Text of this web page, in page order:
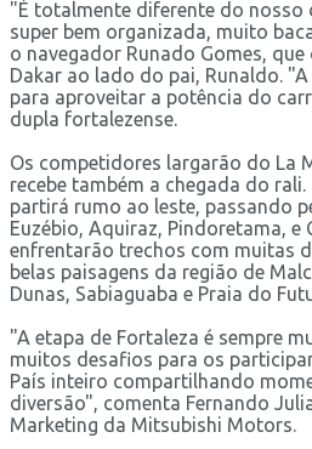
"É totalmente diferente do nosso
super bem organizada, muito
o navegador Runado Gomes,
Dakar ao lado do pai, Runaldo.
para aproveitar a potência do
dupla fortalezense.
Os competidores largarão do La
recebe também a chegada do rali.
partirá rumo ao leste, passando
Euzébio, Aquiraz, Pindoretama, e
enfrentarão trechos com muitas
belas paisagens da região de
Dunas, Sabiaguaba e Praia do
"A etapa de Fortaleza é sempre
muitos desafios para os
País inteiro compartilhando
diversão", comenta Fernando
Marketing da Mitsubishi Motors.